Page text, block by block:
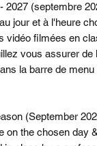
2027 (septembre
jour et à l'heure
vidéo filmées en
vous assurer
la barre de
(September
the chosen day